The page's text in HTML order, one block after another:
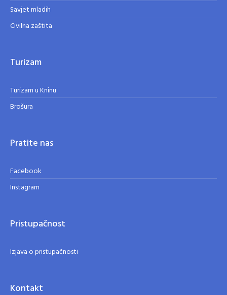
Savjet mladih
Civilna zaštita
Turizam
Turizam u Kninu
Brošura
Pratite nas
Facebook
Instagram
Pristupačnost
Izjava o pristupačnosti
Kontakt